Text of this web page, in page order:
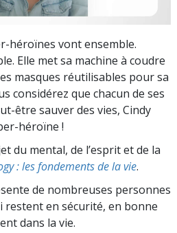
héroïnes vont ensemble.
Elle met sa machine à coudre
masques réutilisables pour sa
considérez que chacun de ses
être sauver des vies, Cindy
héroïne !
du mental, de l’esprit et de la
: les fondements de la vie.
de nombreuses personnes
restent en sécurité, en bonne
dans la vie.